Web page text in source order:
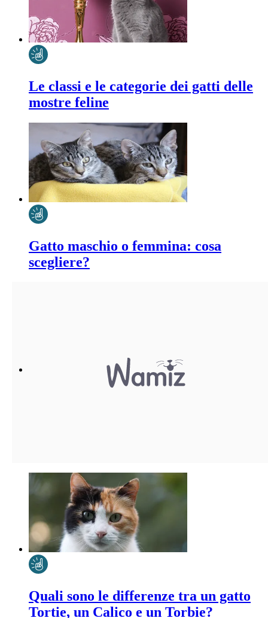
Le classi e le categorie dei gatti delle
mostre feline
Gatto maschio o femmina: cosa
scegliere?
Quali sono le differenze tra un gatto
Tortie, un Calico e un Torbie?